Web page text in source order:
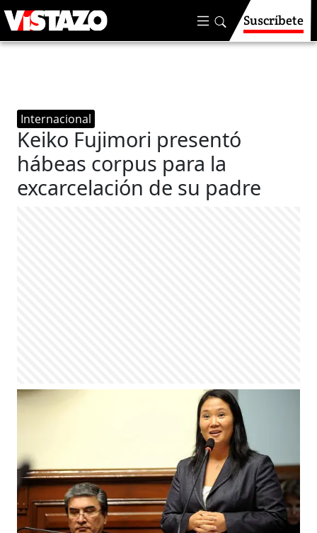
Suscríbete
Internacional
Keiko Fujimori presentó
hábeas corpus para la
excarcelación de su padre